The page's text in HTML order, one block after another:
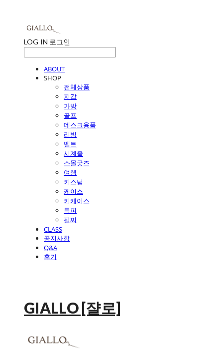
LOG IN 로그인
ABOUT
SHOP
전체상품
지갑
가방
골프
데스크용품
리빙
벨트
시계줄
스몰굿즈
여행
커스텀
케이스
키케이스
특피
팔찌
CLASS
공지사항
Q&A
후기
GIALLO [쟐로]